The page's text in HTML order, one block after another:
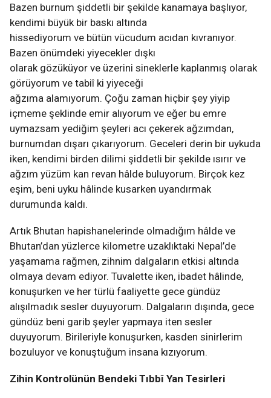
Bazen burnum şiddetli bir şekilde kanamaya başlıyor,
kendimi büyük bir baskı altında
hissediyorum ve bütün vücudum acıdan kıvranıyor.
Bazen önümdeki yiyecekler dışkı
olarak gözüküyor ve üzerini sineklerle kaplanmış olarak
görüyorum ve tabiî ki yiyeceği
ağzıma alamıyorum. Çoğu zaman hiçbir şey yiyip
içmeme şeklinde emir alıyorum ve eğer bu emre
uymazsam yediğim şeyleri acı çekerek ağzımdan,
burnumdan dışarı çıkarıyorum. Geceleri derin bir uykuda
iken, kendimi birden dilimi şiddetli bir şekilde ısırır ve
ağzım yüzüm kan revan hâlde buluyorum. Birçok kez
eşim, beni uyku hâlinde kusarken uyandırmak
durumunda kaldı.
Artık Bhutan hapishanelerinde olmadığım hâlde ve
Bhutan’dan yüzlerce kilometre uzaklıktaki Nepal’de
yaşamama rağmen, zihnim dalgaların etkisi altında
olmaya devam ediyor. Tuvalette iken, ibadet hâlinde,
konuşurken ve her türlü faaliyette gece gündüz
alışılmadık sesler duyuyorum. Dalgaların dışında, gece
gündüz beni garib şeyler yapmaya iten sesler
duyuyorum. Birileriyle konuşurken, kasden sinirlerim
bozuluyor ve konuştuğum insana kızıyorum.
Zihin Kontrolünün Bendeki Tıbbî Yan Tesirleri